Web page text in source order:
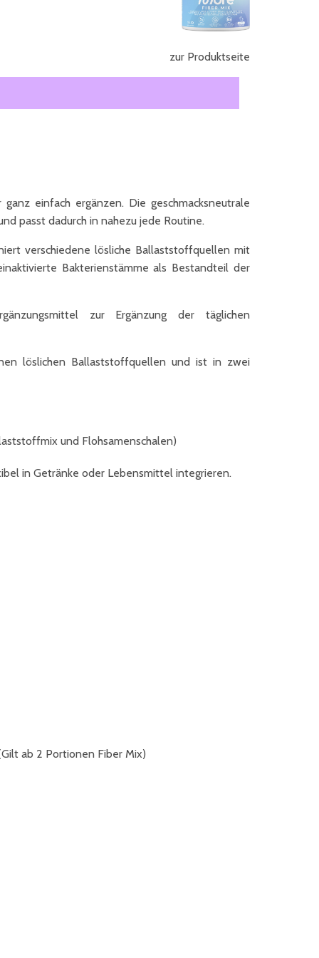
zur Produktseite
einfach ergänzen. Die geschmacksneutrale
passt dadurch in nahezu jede Routine.
verschiedene lösliche Ballaststoffquellen mit
Bakterienstämme als Bestandteil der
zur Ergänzung der täglichen
löslichen Ballaststoffquellen und ist in zwei
und Flohsamenschalen)
in Getränke oder Lebensmittel integrieren.
ab 2 Portionen Fiber Mix)